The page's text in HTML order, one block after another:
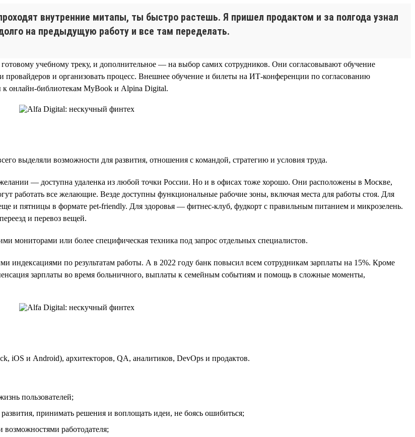
внутренние митапы, ты быстро растешь. Я пришел продактом и за полгода узнал
на предыдущую работу и все там переделать.
учебному треку, и дополнительное — на выбор самих сотрудников. Они согласовывают обучение
и организовать процесс. Внешнее обучение и билеты на ИТ-конференции по согласованию
к онлайн-библиотекам MyBook и Alpina Digital.
выделяли возможности для развития, отношения с командой, стратегию и условия труда.
— доступна удаленка из любой точки России. Но и в офисах тоже хорошо. Они расположены в Москве,
работать все желающие. Везде доступны функциональные рабочие зоны, включая места для работы стоя. Для
и пятницы в формате pet-friendly. Для здоровья — фитнес-клуб, фудкорт с правильным питанием и микрозелень.
и перевоз вещей.
мониторами или более специфическая техника под запрос отдельных специалистов.
по результатам работы. А в 2022 году банк повысил всем сотрудникам зарплаты на 15%. Кроме
зарплаты во время больничного, выплаты к семейным событиям и помощь в сложные моменты,
iOS и Android), архитекторов, QA, аналитиков, DevOps и продактов.
пользователей;
принимать решения и воплощать идеи, не боясь ошибиться;
работодателя;